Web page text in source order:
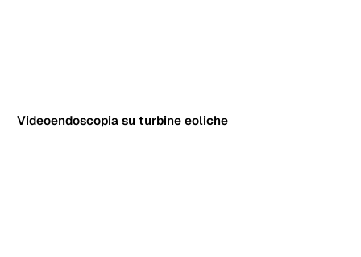
Videoendoscopia su turbine eoliche